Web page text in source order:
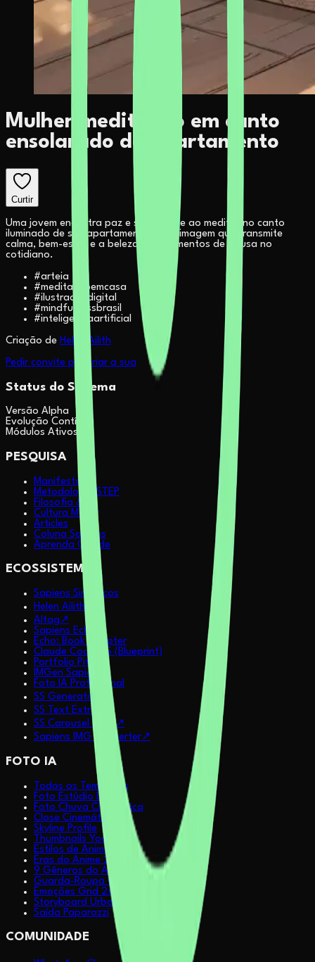
Mulher meditando em canto
ensolarado do apartamento
Curtir
Uma jovem encontra paz e serenidade ao meditar no canto
iluminado de seu apartamento. Uma imagem que transmite
calma, bem-estar e a beleza dos momentos de pausa no
cotidiano.
#arteia
#meditacaoemcasa
#ilustracaodigital
#mindfulnessbrasil
#inteligenciaartificial
Criação de Helen Ailith
Pedir convite pra criar a sua
Status do Sistema
Versão Alpha
Evolução Contínua
Módulos Ativos
PESQUISA
Manifesto
Metodologia STEP
Filosofia & IA
Cultura Maker
Articles
Coluna Sapiens
Aprenda Claude
ECOSSISTEMA
Sapiens Sintéticos
Helen Ailith
AItag ↗
Sapiens Echo
Echo: Book Chapter
Claude Code OS (Blueprint)
Portfolio Pitch
IMGen Sapiens
Foto IA Profissional
SS Generative
SS Text Extract
↗
SS Carousel Auto↗
Sapiens IMG Converter↗
FOTO IA
Todos os Templates
Foto Estúdio Dark
Foto Chuva Cinemática
Close Cinemático
Skyline Profile
Thumbnails YouTube
Estilos de Anime 2x3
Eras do Anime 2x3
9 Gêneros do Anime 3x3
Guarda-Roupa Grid 2x3
Emoções Grid 2x2
Storyboard Urbano
Saída Paparazzi
COMUNIDADE